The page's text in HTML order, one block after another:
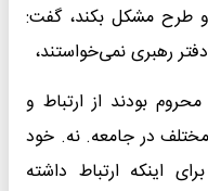
طرح مشکل بکند، گفت:
رهبری نمی‌خواستند،
بودند از ارتباط و
در جامعه. نه. خود
اینکه ارتباط داشته